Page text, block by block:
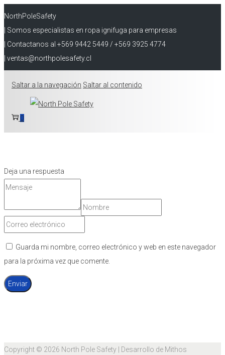
NorthPoleSafety
| Somos especialistas en ropa ignifuga para empresas
| Contactanos al +569 9442 5449 / +569 3925 4774
| ventas@northpolesafety.cl
Saltar a la navegación Saltar al contenido
0
Deja una respuesta
Guarda mi nombre, correo electrónico y web en este navegador
para la próxima vez que comente.
Copyright © 2026 North Pole Safety | Desarrollo de Mithos